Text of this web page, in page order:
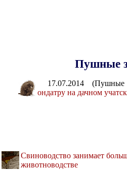
Пушные
17.07.2014
ондатру на дачном
Свиноводство занимает
животноводстве